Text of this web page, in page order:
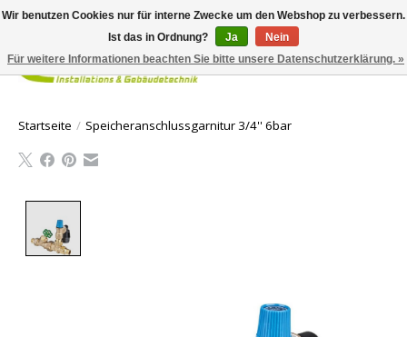
Ihr
Startseite / Speicheranschlussgarnitur 3/4'' 6bar
Wir benutzen Cookies nur für interne Zwecke um den Webshop zu verbessern.
Ist das in Ordnung?
Ja
Nein
Für weitere Informationen beachten Sie bitte unsere Datenschutzerklärung. »